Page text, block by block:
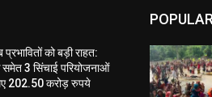
को बड़ी राहत:
3 सिंचाई परियोजनाओं
202.50 करोड़ रुपये